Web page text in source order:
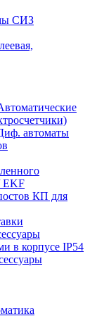
СИЗ
автоматы
EKF
КП для
в корпусе IP54